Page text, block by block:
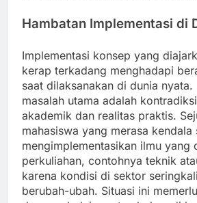
Hambatan Implementasi di
Implementasi konsep yang
kerap terkadang menghadapi
saat dilaksanakan di dunia nyata.
masalah utama adalah
akademik dan realitas praktis.
mahasiswa yang merasa kendala
mengimplementasikan ilmu yang
perkuliahan, contohnya teknik
karena kondisi di sektor
berubah-ubah. Situasi ini